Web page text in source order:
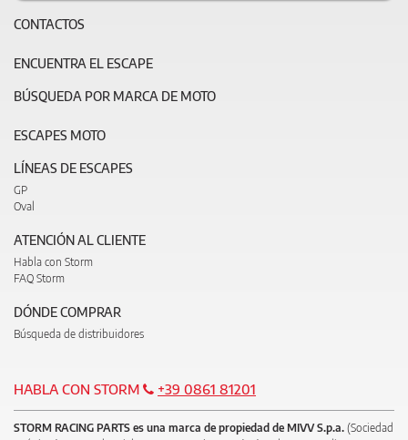
CONTACTOS
ENCUENTRA EL ESCAPE
BÚSQUEDA POR MARCA DE MOTO
ESCAPES MOTO
LÍNEAS DE ESCAPES
GP
Oval
ATENCIÓN AL CLIENTE
Habla con Storm
FAQ Storm
DÓNDE COMPRAR
Búsqueda de distribuidores
HABLA CON STORM +39 0861 81201
STORM RACING PARTS es una marca de propiedad de MIVV S.p.a. (Sociedad